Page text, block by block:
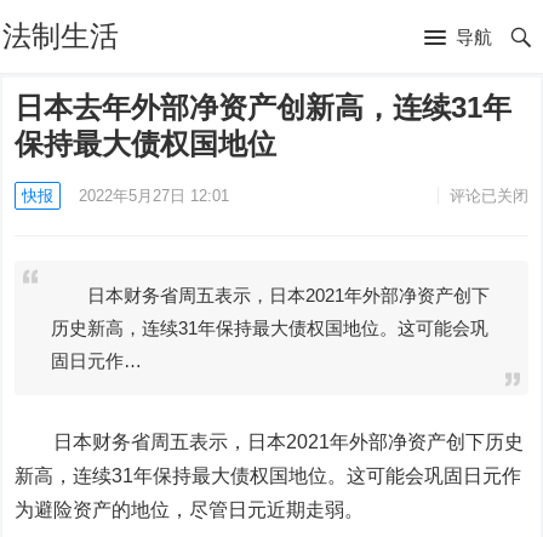
法制生活 导航
日本去年外部净资产创新高，连续31年
保持最大债权国地位
快报 2022年5月27日 12:01 评论已关闭
日本财务省周五表示，日本2021年外部净资产创下
历史新高，连续31年保持最大债权国地位。这可能会巩
固日元作…
日本财务省周五表示，日本2021年外部净资产创下历史
新高，连续31年保持最大债权国地位。这可能会巩固日元作
为避险资产的地位，尽管日元近期走弱。